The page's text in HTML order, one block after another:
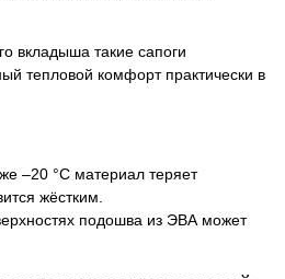
вкладыша такие сапоги
тепловой комфорт практически в
–20 °C материал теряет
жёстким.
подошва из ЭВА может